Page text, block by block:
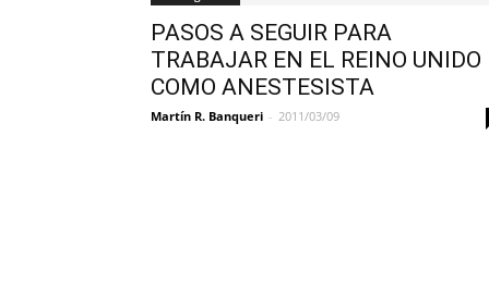
PASOS A SEGUIR PARA
TRABAJAR EN EL REINO UNIDO
COMO ANESTESISTA
Martín R. Banqueri - 2011/03/09